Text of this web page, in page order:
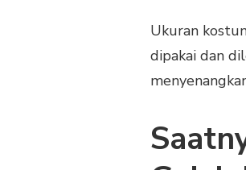
Ukuran
dipakai dan